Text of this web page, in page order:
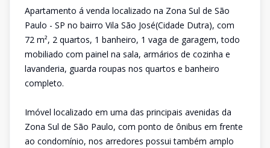
Apartamento á venda localizado na Zona Sul de São
Paulo - SP no bairro Vila São José(Cidade Dutra), com
72 m², 2 quartos, 1 banheiro, 1 vaga de garagem, todo
mobiliado com painel na sala, armários de cozinha e
lavanderia, guarda roupas nos quartos e banheiro
completo.
Imóvel localizado em uma das principais avenidas da
Zona Sul de São Paulo, com ponto de ônibus em frente
ao condomínio, nos arredores possui também amplo